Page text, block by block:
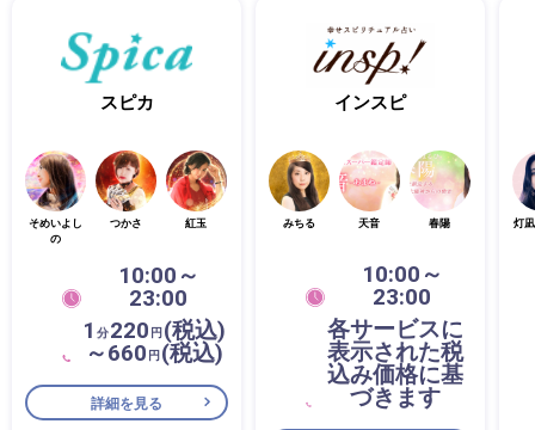
スピカ
そめいよし
の
つかさ 紅玉
10:00～
23:00
1 分220 円(税込)
～660 円(税込)
詳細を見る
インスピ
みちる 天音 春陽
10:00～
23:00
各サービスに
表示された税
込み価格に基
づきます
灯